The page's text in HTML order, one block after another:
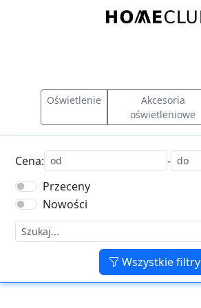
Homeclub
Oświetlenie
Akcesoria
oświetleniowe
Cena:
-
Przeceny
Nowości
Wszystkie filtry